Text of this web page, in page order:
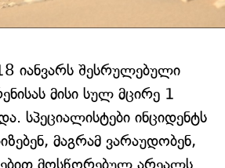
იანვარს შესრულებული
მისი სულ მცირე 1
სპეციალისტები ინციდენტს
მაგრამ ვარაუდობენ,
მოსწორებულ არეალს